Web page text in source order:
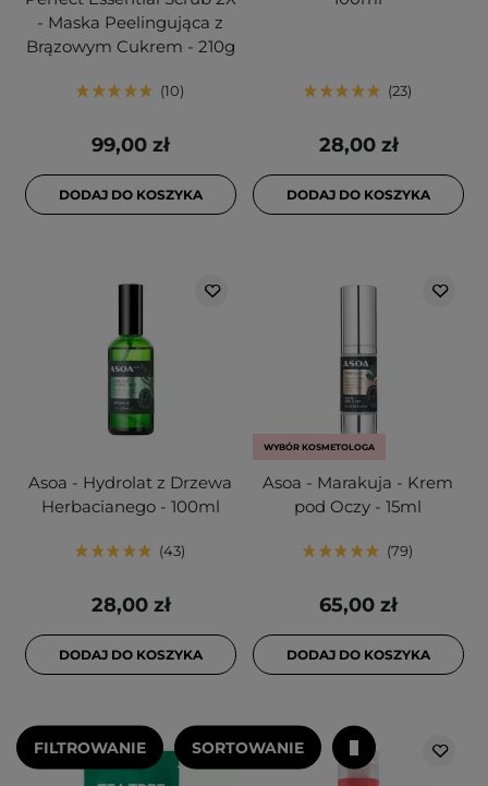
- Maska Peelingująca z
Brązowym Cukrem - 210g
10
99,00 zł
DODAJ DO KOSZYKA
23
28,00 zł
DODAJ DO KOSZYKA
Asoa - Hydrolat z Drzewa
Herbacianego - 100ml
43
28,00 zł
DODAJ DO KOSZYKA
WYBÓR KOSMETOLOGA
Asoa - Marakuja - Krem
pod Oczy - 15ml
79
65,00 zł
DODAJ DO KOSZYKA
FILTROWANIE SORTOWANIE